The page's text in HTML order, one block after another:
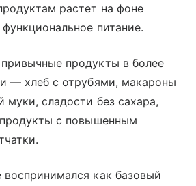
растет на фоне
питание.
продукты в более
— хлеб с отрубями, макароны
муки, сладости без сахара,
с повышенным
как базовый